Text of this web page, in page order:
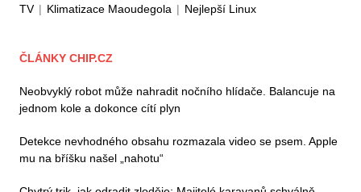
TV | Klimatizace Maoudegola | Nejlepší Linux
ČLÁNKY CHIP.CZ
Neobvyklý robot může nahradit nočního hlídače. Balancuje na
jednom kole a dokonce cítí plyn
Detekce nevhodného obsahu rozmazala video se psem. Apple
mu na bříšku našel „nahotu“